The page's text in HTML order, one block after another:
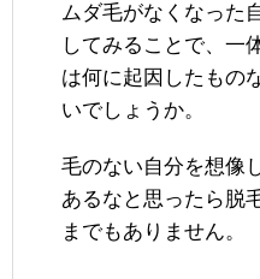
ムダ毛がなくなった
してみることで、一
は何に起因したもの
いでしょうか。
毛のない自分を想像
あるなと思ったら脱
までもありません。